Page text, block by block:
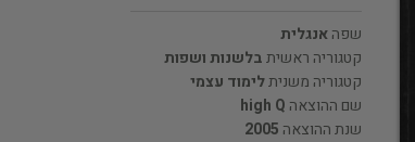
שפהאנגלית
קטגוריה ראשיתבלשנות ושפות
קטגוריה משניתלימוד עצמי
שם ההוצאה high Q
שנת ההוצאה 2005